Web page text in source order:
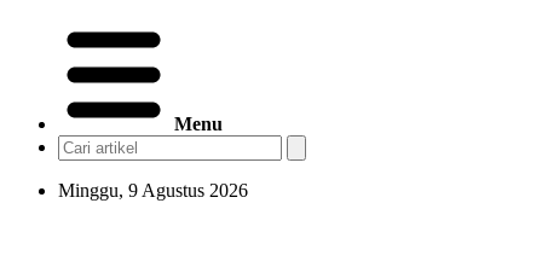
Menu
Minggu, 9 Agustus 2026